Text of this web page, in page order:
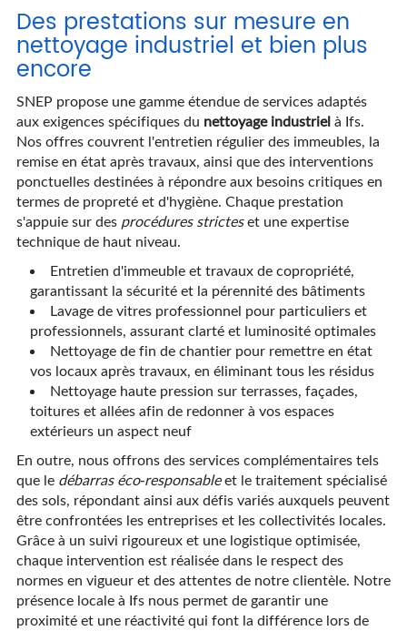
Des prestations sur mesure en
nettoyage industriel et bien plus
encore
SNEP propose une gamme étendue de services adaptés
aux exigences spécifiques du nettoyage industrielà Ifs.
Nos offres couvrent l'entretien régulier des immeubles, la
remise en état après travaux, ainsi que des interventions
ponctuelles destinées à répondre aux besoins critiques en
termes de propreté et d'hygiène. Chaque prestation
s'appuie sur des procédures stricteset une expertise
technique de haut niveau.
Entretien d'immeuble et travaux de copropriété,
garantissant la sécurité et la pérennité des bâtiments
Lavage de vitres professionnel pour particuliers et
professionnels, assurant clarté et luminosité optimales
Nettoyage de fin de chantier pour remettre en état
vos locaux après travaux, en éliminant tous les résidus
Nettoyage haute pression sur terrasses, façades,
toitures et allées afin de redonner à vos espaces
extérieurs un aspect neuf
En outre, nous offrons des services complémentaires tels
que le débarras éco-responsableet le traitement spécialisé
des sols, répondant ainsi aux défis variés auxquels peuvent
être confrontées les entreprises et les collectivités locales.
Grâce à un suivi rigoureux et une logistique optimisée,
chaque intervention est réalisée dans le respect des
normes en vigueur et des attentes de notre clientèle. Notre
présence locale à Ifs nous permet de garantir une
proximité et une réactivité qui font la différence lors de